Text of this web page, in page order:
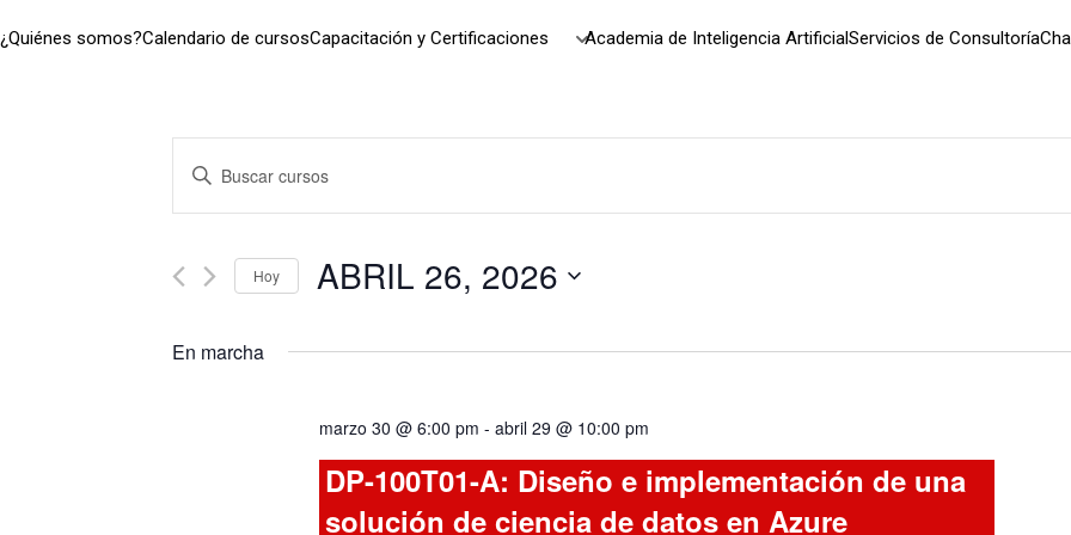
¿Quiénes somos?Calendario de cursosCapacitación y Certificaciones Academia de Inteligencia ArtificialServicios de Consultoría
Navegación
de
búsqueda
y
Introduce
Busca
para
Hoy ABRIL 26, 2026
En marcha
marzo 30 @ 6:00 pm - abril 29 @ 10:00 pm
DP-100T01-A: Diseño e implementación de una
solución de ciencia de datos en Azure